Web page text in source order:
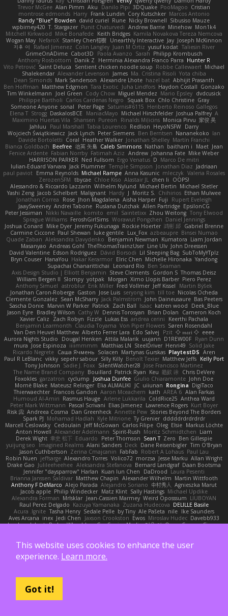
Trevor McGee Alan Pimm Aku Danilo Pipi 3DQuake PooMagoo Cristian
montrose edmonds Harry Frank Lundin Cory Kutschker Marcos Antonio
Randy "Blue" Bowden david curiel Rune Nicky Brownell Sibusiso Mauze
wpbirney420 T. Stargazer Punit Chaturvedi Andrew Barrie Minehow Mon1k4
Mitchell Kirkwood Mike Bonafede Keith Bridges Kamila Novakova Tereza Nemcova
Wogan May NefaroX Stanley Chen榕樹 Unearthly Interactive Jay Joseph McKinnon
지후 이
Rafael Jimenez Colin Langley Juan M Ortiz yusuf kodat Taliesin River
GrimeOnADime Cabot3D Paola Avanzo Sarah Philipp Krombusch
Anthony Rosbottom Danik Z Herminia Alexandra Franco Parra Hunter R
Vito Petrović Saint Deluca Sentient chicken noodle soup Robbe Callewaert Michael
Shalekendar Alexander Levenson James Ma. Cristina Risoli Yota chiba
Dean Simonds Mark Sanderson Alexandre Lhote hazel bat Abhijit Prasanth
Ben Hoffman Matthew Edgmon Tara Exotic Juha Lindfors Haydon Costall Gonzako
Tim Winkelmann
Joel Green Cody Chow Miguel Mendez Mario Epsley dvdcusick
Philippe Bartholi Carlos Cardenas Negro Squak Box Chlo Christine Gray
Someone Anyone sonal Peter Page Saturnis#6115 Heriberto Reinoso Gallegos
Elena T Strogg DaskalosBCE ManiacMayo Michael Hirschfelder Joshua Palfrey A
Maximino Huertas Vila Shansen Pureon Rinalds Miļicins Monica Pirvu 家俊 吴
Jahluu
Paul Marshall Tabia Lourenco Redlion HeyoNSFW Darry
Wojciech Świątkiewicz Jack Lynch Peter Siemens Ben Berntsen Nananekoko Ian
Davide Bortoletti Coral Heather Walker Jonathan Shelley Martín Franchi
Bianca Goldbach Beefree 治英 矢島 Caleb Simmons Nathan baitham i Maet Jean
Fenice Ardente Fabian Norrby Fatimah Aziz Andrew Johanna Fate Mike Weber
HARRISON PARKER Ned Fullsom Ergo Venatus D Marco De mitri
Iulian-Eduard Varvara Jack Plummer Temple Simpson Jonathan Diaz Jadriaan
paul paviot Emma Reynolds Michael Rampe Anna Kasunic mleczyk Valeria Rosales
ZerozenSFM tbycae Chloe Kiso Alastair JL chen li
OOPS!
Alessandro & Riccardo Lazzarin Wilhelm Nylund Michael Bertin Michael Stetler
Yashi Zeng Jacob Schelbert Malignant Hardy J Moritz S. Chihirios Ethan Mulwee
Jonathan Correa
Rose Jhon Magdalena Aisha Harper Fuji
Rupert Eveleigh
JaaySweeney Andrei Tabone Ruslana Dutchak Allen Partridge EpsilonCG
Peter Jessiman
Nikki Navaille komito emil Saintetixx Zhou Weitong Tony Elwood
Sprague Williams FeroshGirlSims Worawut Pongchen Daniel Jennings
Joshua Conard
Mike Dyer Jeremy Fukunaga Rockie Hoerter 鸿彬 邱 Gabriel Brenne
Carmine Ciccone Paul Shewan luke gentile Lux_Fox azbeaupre Binsei Numao
Quade Zaban Aleksandra Davydenko Benjamin Newman Kumatora Liam Jordan
Masanyao Andreas Gohl TheThomasTrainzUser Line Ulv John Dreessen
David Valentine Edson Rodriguez Dávid Borsodi Lil Sleeping Bag SubToMyYTplz
Bryn Couser HanaYou Hakar Kerarmor Elric Chen Michelle Hironaka Yandong
Supachai Chanarittichai
Leonard Rio Ben Seaman
Axis Design Studio | Elliott Benjamin Steve Clements Gordon S Thomas Deisz
William Bergen II Slompy yotpak Morgan Ximo Llopis Barber Piero Perez
Anthony Simuel astroblur Erik Miller Fred Vollmer Jeff Kissel
Martin Býšek
Jonathan Caron-Roberge Gaston Jose Luis seryong kim till toe Nicolas Ocheda
Clemente Gonzalez Sean McSharry Jack Palmstrom John Daineusaure Bas Peeters
Sascha Donie Marvin W Parker Patrick Zach Ball Isaac katren wood
Deek_Blue
Jason Eyre Bradley Wilson Cathy W Dennis Torosyan Brian Dolan
Cameron Koch
Xavier Caliz
Zach Robyn Fizzle Lukas Ess andrea cerini
Keerthi Pachala
Benjamin Learmonth Claudia Toyama Von Piper Flowers Søren Rosendahl
Van Den Heuvel Matthew Alberto Ferrer Lara Edo Salvej Pzit ✧ 𝔪𝔞𝔯𝔦 ✧ eeee
Aurora Nights Studio
Dougal Henken Attila Malarik uujann D1REW00F Ryan Dunn
mura Jose Espinoza iiiimmmm Matthias LN SteelDriver Henri49 Solid Jake
Ricardo Negrete Саша Ячмень Solacen Martynas Gurskas PlaytestDS Aren
Paul R LeBlanc vikky sepehr sabour Silly Killy Benoît Texier Matthew Jeffs Kelly Port
Tony Johnson Sadie J. Foxx SilentWatcher28 Jose Francisco Martinez
The Name Brand Company Bouillard Patrick Ryan Keu 皓欽 涂 Chris DeVere
Foxokles garzatron cyclump Joshua Dunfee Giulio Chiaramonte John Doe
Mornè Blake Mateusz Relinger Elia ALMALIKI JC uiiunan Rongina DigiTaco
Thierwaechter Francois Gandon Aaron Mceachern kath AREA 6 Alan Farkas
Humoud Al-Amiri Rasmus Hauge Arlene Lukkarila ColdRice25 Anthea Ward
Peter Mark Wittmann Pascal Scrivani Elias Jimenez Lawrence Rogers Kurt Boyer
Risk 📀 Andreea Cosma Dan Greenheck Annette Pew Stories Beyond The Borders
Spark PJ Mohamad Hadlah Kyle Mitrione Ty Grenier dddddrdrdrdrdr
Marcell Ceslowsky Cedoulain Jeff McGowan Carlos Filipe Oleg Elsie Markus Löchte
Anton Howell Alexander Adelmann Spirit-Rush Moritz Schmidtchen Liam
Derek Wight 幸史 松下 Eduardo Peter Thomson Sean T Zero Ben Gillespie
yuijung seo
Imagined Realms Alani Sanders Deck Dane Reisenbigler Tim O'Bryan
Jason Cuthbertson Zerina Cmajcanin FabFab Robert A Lohaus Paul Lau
Robin Nuen jeffsarge Alexandro Torres Volico72 morzsa Jesse Marku Allan Wright
Drake Gao Julileeheehee Aleksandra Stefanova Bernard Landgraf Daan Bootsma
Jennifer "daysparrow" Harlan Kuan lun Chen DaDrood Laura Pesenti
Brianna Janssen Saldivar Matthew Chapin Alexander Wilhelm Martin Wittfooth
Anthony F DeMarco Alejo Parada Alejandro Soriano 中村秀人 Agnieszka Marut
Jacob apple Philip Windecker Matz Klint Sally Hastings Michael Updike
Alexandra Forman MrIsklar Jean-Cassien Marmey Weird Oposssum LIUBOYAN
Raul Perez Delgado Kazuya Yamanaka Zuzana Hudecova DELILLE Basile
Acura .Ignite Tasha Henry Sedale Pelle by Tiny Ale Pašeta nile Ike Saunders
Aves Arcana inex Jedi Chen Jaxson Crookston Ewos Miroslav Hudec Davebb933
landon dehart Parker Wheeldon Gas SessionMedia 정율 이 Owen Carson Simon
Erickson Foster Chandler Griese 修汰 山田 Tyler Avirett Tom
JimmyCNX
Reiten Cheng Joykk Sonia domenech garcia
Rodrigo Terrazas
Polina Leskova
Alex Cullinane-Carrasco
This website uses cookies to enhance the user
experience. Learn more.
Got it!